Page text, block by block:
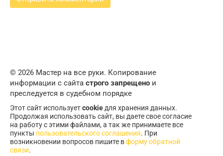
© 2026 Мастер на все руки. Копирование
информации с сайта строго запрещено и
преследуется в судебном порядке
Этот сайт используетcookie для хранения данных.
Продолжая использовать сайт, вы даете свое согласие
на работу с этими файлами, а так же принимаете все
пункты пользовательского соглашения. При
возникновении вопросов пишите вформу обратной
связи.